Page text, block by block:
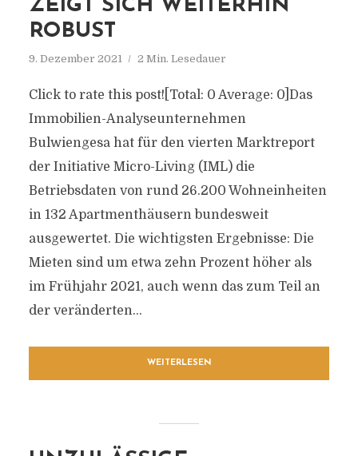
ZEIGT SICH WEITERHIN
ROBUST
9. Dezember 2021 2 Min. Lesedauer
Click to rate this post![Total: 0 Average: 0]Das
Immobilien-Analyseunternehmen
Bulwiengesa hat für den vierten Marktreport
der Initiative Micro-Living (IML) die
Betriebsdaten von rund 26.200 Wohneinheiten
in 132 Apartmenthäusern bundesweit
ausgewertet. Die wichtigsten Ergebnisse: Die
Mieten sind um etwa zehn Prozent höher als
im Frühjahr 2021, auch wenn das zum Teil an
der veränderten...
WEITERLESEN